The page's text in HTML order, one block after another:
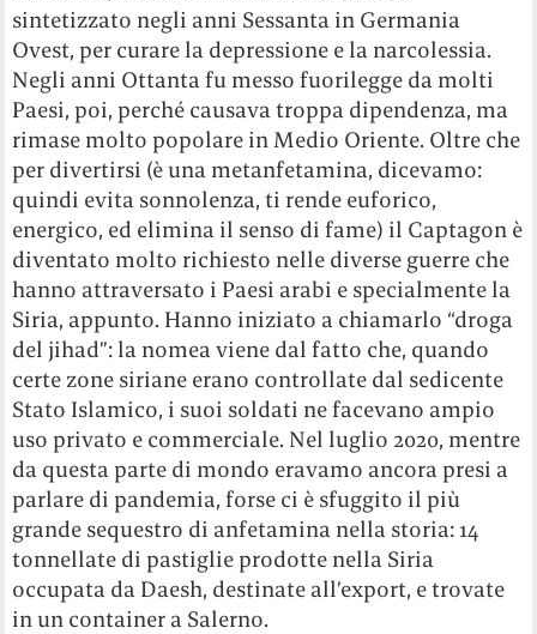
sintetizzato negli anni Sessanta in Germania
Ovest, per curare la depressione e la narcolessia.
Negli anni Ottanta fu messo fuorilegge da molti
Paesi, poi, perché causava troppa dipendenza, ma
rimase molto popolare in Medio Oriente. Oltre che
per divertirsi (è una metanfetamina, dicevamo:
quindi evita sonnolenza, ti rende euforico,
energico, ed elimina il senso di fame) il Captagon è
diventato molto richiesto nelle diverse guerre che
hanno attraversato i Paesi arabi e specialmente la
Siria, appunto. Hanno iniziato a chiamarlo “droga
del jihad”: la nomea viene dal fatto che, quando
certe zone siriane erano controllate dal sedicente
Stato Islamico, i suoi soldati ne facevano ampio
uso privato e commerciale. Nel luglio 2020, mentre
da questa parte di mondo eravamo ancora presi a
parlare di pandemia, forse ci è sfuggito il più
grande sequestro di anfetamina nella storia: 14
tonnellate di pastiglie prodotte nella Siria
occupata da Daesh, destinate all’export, e trovate
in un container a Salerno.